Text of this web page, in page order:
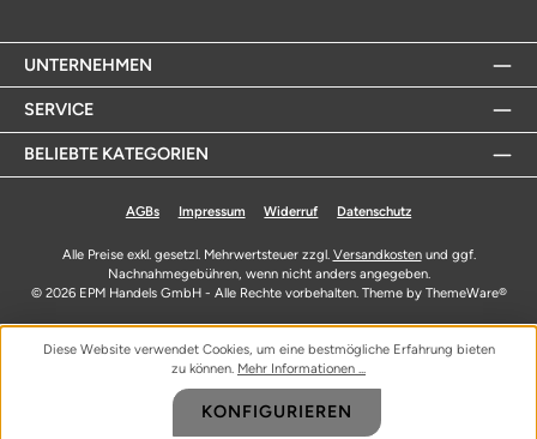
UNTERNEHMEN
SERVICE
BELIEBTE KATEGORIEN
AGBs Impressum Widerruf Datenschutz
Alle Preise exkl. gesetzl. Mehrwertsteuer zzgl. Versandkostenund ggf.
Nachnahmegebühren, wenn nicht anders angegeben.
© 2026 EPM Handels GmbH - Alle Rechte vorbehalten. Theme by ThemeWare®
Diese Website verwendet Cookies, um eine bestmögliche Erfahrung bieten
zu können. Mehr Informationen ...
KONFIGURIEREN